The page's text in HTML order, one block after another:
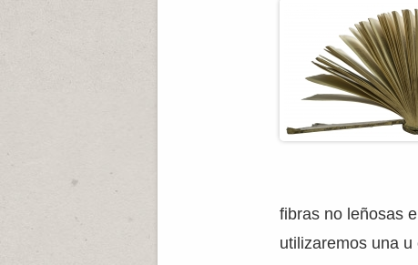
fibras no leñosas
utilizaremos una u